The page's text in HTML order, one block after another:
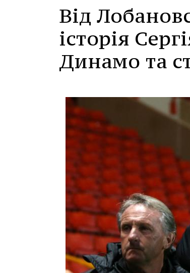
Від
історія
Динамо та